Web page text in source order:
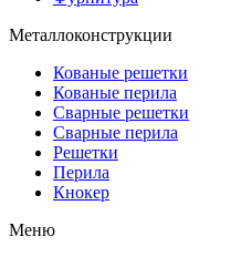
Металлоконструкции
Кованые решетки
Кованые перила
Сварные решетки
Сварные перила
Решетки
Перила
Кнокер
Меню